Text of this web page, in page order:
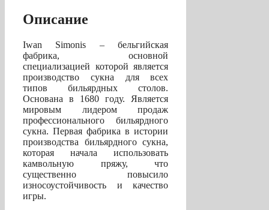
(грэй)
Описание
Iwan Simonis – бельгийская
фабрика, основной
специализацией которой является
производство сукна для всех
типов бильярдных столов.
Основана в 1680 году. Является
мировым лидером продаж
профессионального бильярдного
сукна. Первая фабрика в истории
производства бильярдного сукна,
которая начала использовать
камвольную пряжу, что
существенно повысило
износоустойчивость и качество
игры.